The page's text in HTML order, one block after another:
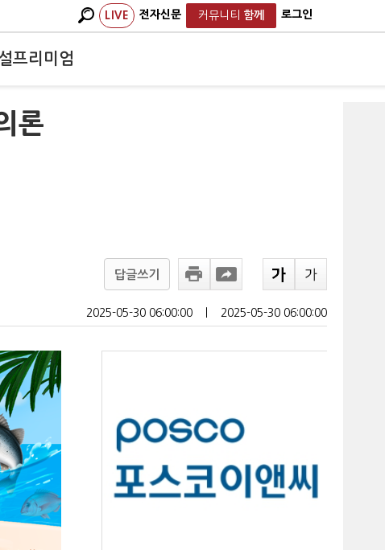
LIVE 전자신문 커뮤니티 함께 로그인
프리미엄
론
답글쓰기
2025-05-30 06:00:00 2025-05-30 06:00:00